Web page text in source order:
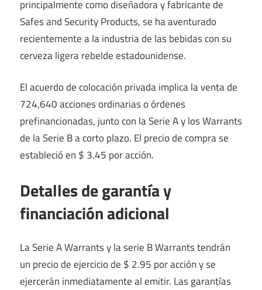
principalmente como diseñadora y fabricante de
Safes and Security Products, se ha aventurado
recientemente a la industria de las bebidas con su
cerveza ligera rebelde estadounidense.
El acuerdo de colocación privada implica la venta de
724,640 acciones ordinarias o órdenes
prefinancionadas, junto con la Serie A y los Warrants
de la Serie B a corto plazo. El precio de compra se
estableció en $ 3.45 por acción.
Detalles de garantía y
financiación adicional
La Serie A Warrants y la serie B Warrants tendrán
un precio de ejercicio de $ 2.95 por acción y se
ejercerán inmediatamente al emitir. Las garantías